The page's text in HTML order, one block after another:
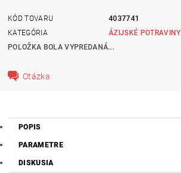
KÓD TOVARU
4037741
KATEGÓRIA
ÁZIJSKÉ POTRAVINY
POLOŽKA BOLA VYPREDANÁ...
Otázka
POPIS
PARAMETRE
DISKUSIA